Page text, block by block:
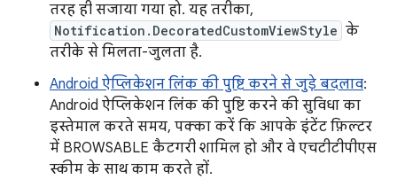
तरह ही सजाया गया हो. यह तरीका,
Notification.DecoratedCustomViewStyle के
तरीके से मिलता-जुलता है.
Android ऐप्लिकेशन लिंक की पुष्टि करने से जुड़े बदलाव:
Android ऐप्लिकेशन लिंक की पुष्टि करने की सुविधा का
इस्तेमाल करते समय, पक्का करें कि आपके इंटेंट फ़िल्टर
में BROWSABLE कैटगरी शामिल हो और वे एचटीटीपीएस
स्कीम के साथ काम करते हों.